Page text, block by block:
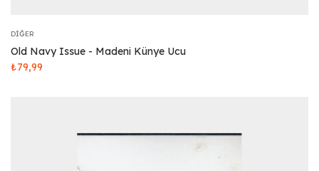
DIĞER
Old Navy Issue - Madeni Künye Ucu
₺79,99